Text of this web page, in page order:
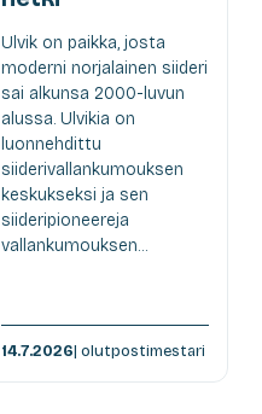
Ulvik on paikka, josta
moderni norjalainen siideri
sai alkunsa 2000-luvun
alussa. Ulvikia on
luonnehdittu
siiderivallankumouksen
keskukseksi ja sen
siideripioneereja
vallankumouksen...
14.7.2026| olutpostimestari